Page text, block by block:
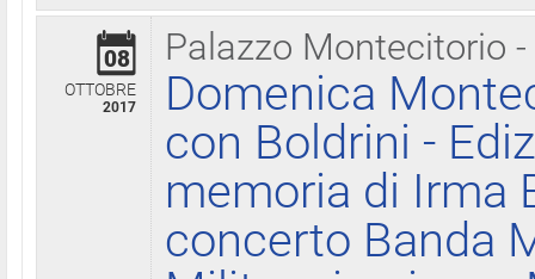
Palazzo Montecitorio
08
OTTOBRE
2017
Domenica
con Boldrini -
memoria di Irma
concerto Banda